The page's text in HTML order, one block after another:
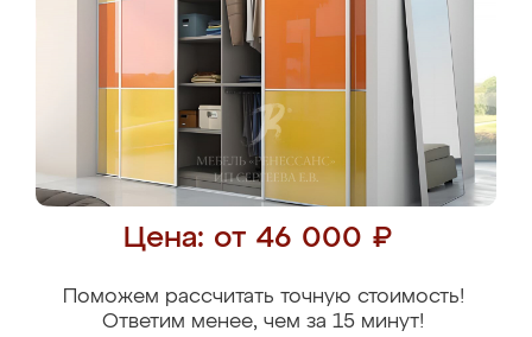
Цена: от 46 000 ₽
Поможем рассчитать точную стоимость!
Ответим менее, чем за 15 минут!